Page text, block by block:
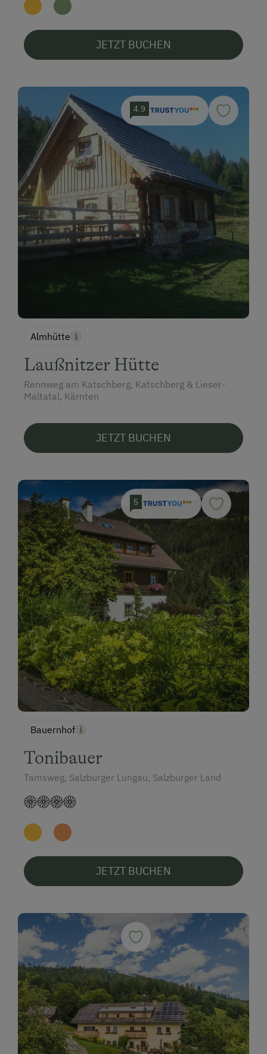
JETZT BUCHEN
4.9
Almhütte
Laußnitzer Hütte
Rennweg am Katschberg, Katschberg & Lieser-
Maltatal, Kärnten
JETZT BUCHEN
5
Bauernhof
Tonibauer
Tamsweg, Salzburger Lungau, Salzburger Land
JETZT BUCHEN